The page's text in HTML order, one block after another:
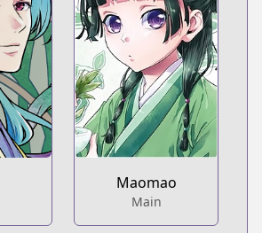
Maomao
Main